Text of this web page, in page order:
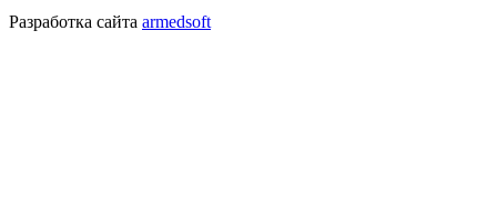
Разработка сайта armedsoft